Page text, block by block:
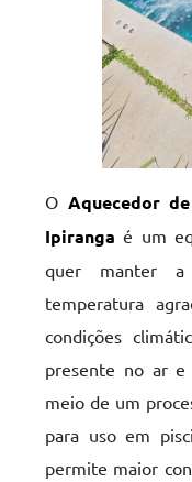
O Aquecedor
Ipiranga é um
quer manter
temperatura
condições
presente no ar e
meio de um
para uso em
permite maior